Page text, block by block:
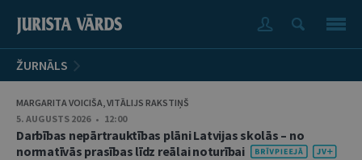
ŽURNĀLS
MARGARITA VOICIŠA, VITĀLIJS RAKSTIŅŠ
5. AUGUSTS 2026 • 12:00
Darbības nepārtrauktības plāni Latvijas skolās – no
normatīvās prasības līdz reālai noturībai